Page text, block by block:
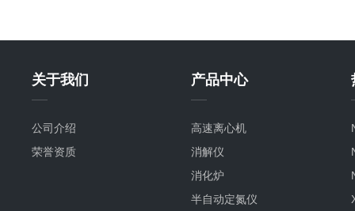
关于我们
公司介绍
荣誉资质
产品中心
高速离心机
消解仪
消化炉
半自动定氮仪